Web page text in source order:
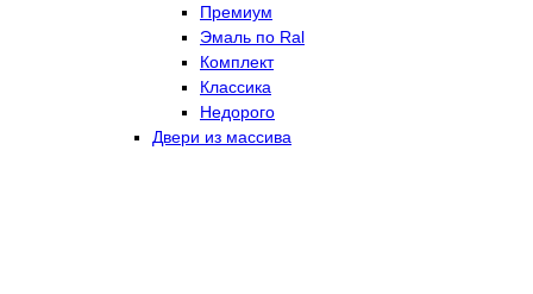
Премиум
Эмаль по Ral
Комплект
Классика
Недорого
Двери из массива